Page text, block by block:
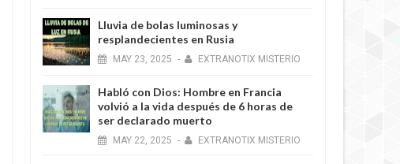
Lluvia de bolas luminosas y
resplandecientes en Rusia
MAY 23, 2025 - EXTRANOTIX MISTERIO
Habló con Dios: Hombre en Francia
volvió a la vida después de 6 horas de
ser declarado muerto
MAY 22, 2025 - EXTRANOTIX MISTERIO